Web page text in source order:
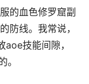
的血色修罗窟副
防线。我常说，
技能间隙，
。